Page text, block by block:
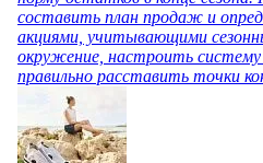
составить план продаж и
акциями, учитывающими
окружение, настроить
правильно расставить точки